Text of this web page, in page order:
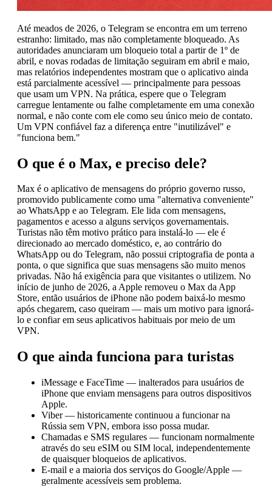
Até meados de 2026, o Telegram se encontra em um terreno
estranho: limitado, mas não completamente bloqueado. As
autoridades anunciaram um bloqueio total a partir de 1º de
abril, e novas rodadas de limitação seguiram em abril e maio,
mas relatórios independentes mostram que o aplicativo ainda
está parcialmente acessível — principalmente para pessoas
que usam um VPN. Na prática, espere que o Telegram
carregue lentamente ou falhe completamente em uma conexão
normal, e não conte com ele como seu único meio de contato.
Um VPN confiável faz a diferença entre "inutilizável" e
"funciona bem."
O que é o Max, e preciso dele?
Max é o aplicativo de mensagens do próprio governo russo,
promovido publicamente como uma "alternativa conveniente"
ao WhatsApp e ao Telegram. Ele lida com mensagens,
pagamentos e acesso a alguns serviços governamentais.
Turistas não têm motivo prático para instalá-lo — ele é
direcionado ao mercado doméstico, e, ao contrário do
WhatsApp ou do Telegram, não possui criptografia de ponta a
ponta, o que significa que suas mensagens são muito menos
privadas. Não há exigência para que visitantes o utilizem. No
início de junho de 2026, a Apple removeu o Max da App
Store, então usuários de iPhone não podem baixá-lo mesmo
após chegarem, caso queiram — mais um motivo para ignorá-
lo e confiar em seus aplicativos habituais por meio de um
VPN.
O que ainda funciona para turistas
iMessage e FaceTime — inalterados para usuários de
iPhone que enviam mensagens para outros dispositivos
Apple.
Viber — historicamente continuou a funcionar na
Rússia sem VPN, embora isso possa mudar.
Chamadas e SMS regulares — funcionam normalmente
através do seu eSIM ou SIM local, independentemente
de quaisquer bloqueios de aplicativos.
E-mail e a maioria dos serviços do Google/Apple —
geralmente acessíveis sem problema.